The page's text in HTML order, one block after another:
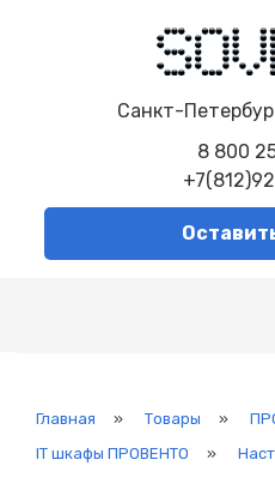
Санкт-
8 800
Сборка электрощитов
Автоматизированная
Главная » Товары »
IT шкафы ПРОВЕНТО
»